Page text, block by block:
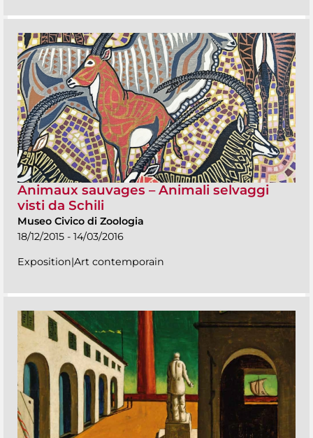
Animaux sauvages – Animali selvaggi
visti da Schili
Museo Civico di Zoologia
18/12/2015 - 14/03/2016
Exposition|Art contemporain